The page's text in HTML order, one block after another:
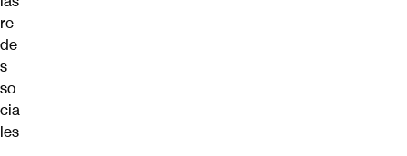
re
de
s
so
cia
les